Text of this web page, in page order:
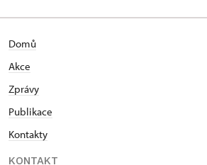
Domů
Akce
Zprávy
Publikace
Kontakty
KONTAKT